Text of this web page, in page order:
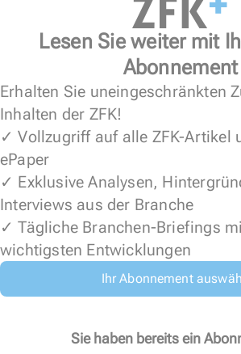
Lesen Sie weiter mit
Abonnement
Erhalten Sie uneingeschränkten
Inhalten der ZFK!
✓ Vollzugriff auf alle ZFK-Artikel
ePaper
✓ Exklusive Analysen,
Interviews aus der Branche
✓ Tägliche Branchen-Briefings
wichtigsten Entwicklungen
Ihr Abonnement
Sie haben bereits ein